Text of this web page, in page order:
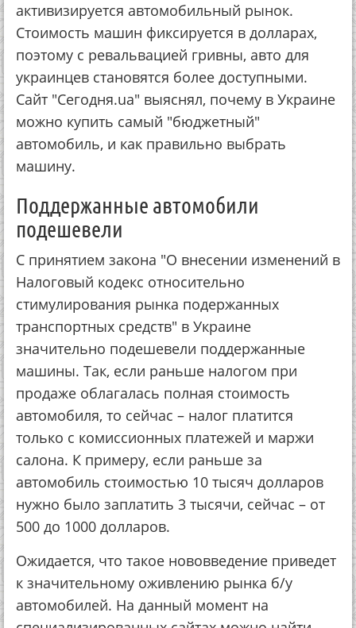
активизируется автомобильный рынок.
Стоимость машин фиксируется в долларах,
поэтому с ревальвацией гривны, авто для
украинцев становятся более доступными.
Сайт "Сегодня.ua" выяснял, почему в Украине
можно купить самый "бюджетный"
автомобиль, и как правильно выбрать
машину.
Поддержанные автомобили
подешевели
С принятием закона "О внесении изменений в
Налоговый кодекс относительно
стимулирования рынка подержанных
транспортных средств" в Украине
значительно подешевели поддержанные
машины. Так, если раньше налогом при
продаже облагалась полная стоимость
автомобиля, то сейчас – налог платится
только с комиссионных платежей и маржи
салона. К примеру, если раньше за
автомобиль стоимостью 10 тысяч долларов
нужно было заплатить 3 тысячи, сейчас – от
500 до 1000 долларов.
Ожидается, что такое нововведение приведет
к значительному оживлению рынка б/у
автомобилей. На данный момент на